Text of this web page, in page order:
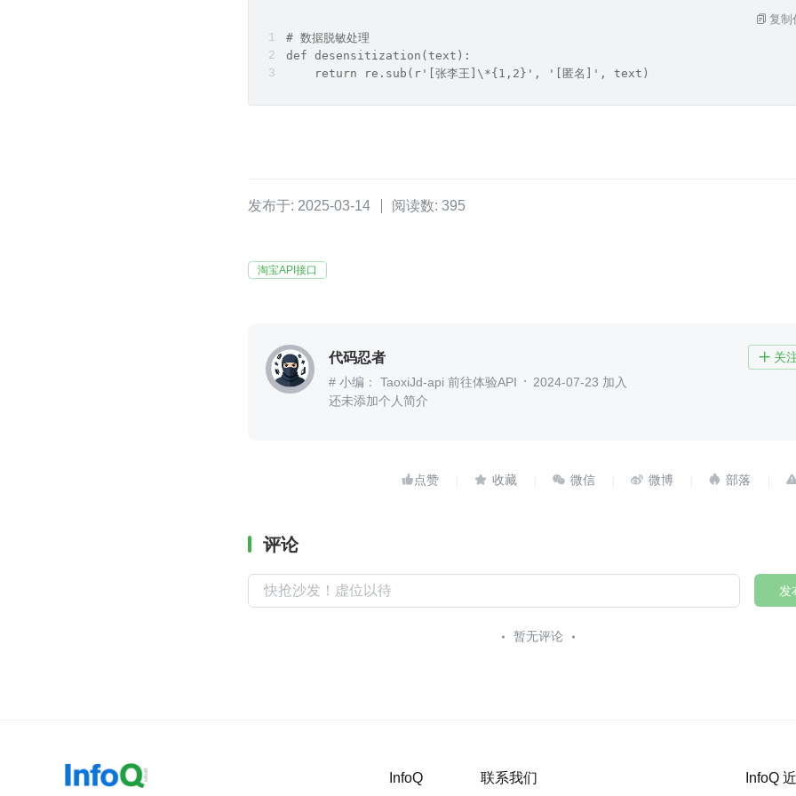
# 数据脱敏处理
def desensitization(text):
    return re.sub(r'[张李王]\*{1,2}', '[匿名]', text)
复制
发布于: 2025-03-14 阅读数: 395
淘宝API接口
代码忍者  关
# 小编： TaoxiJd-api 前往体验API
2024-07-23 加入
还未添加个人简介
    
评论
发
暂无评论
InfoQ 联系我们 InfoQ